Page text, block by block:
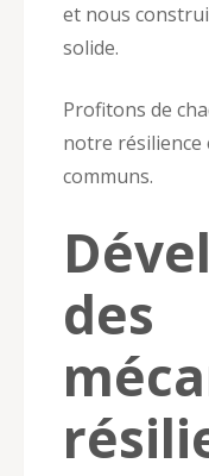
et nous
solide.
Profitons de
notre résilience
communs.
des